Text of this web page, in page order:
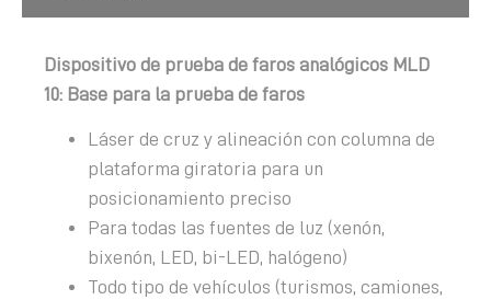
Dispositivo de prueba de faros analógicos MLD
10: Base para la prueba de faros
Láser de cruz y alineación con columna de
plataforma giratoria para un
posicionamiento preciso
Para todas las fuentes de luz (xenón,
bixenón, LED, bi-LED, halógeno)
Todo tipo de vehículos (turismos, camiones,